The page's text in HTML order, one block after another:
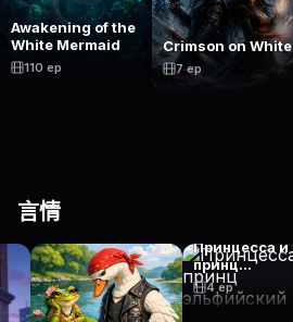
Awakening of the
White Mermaid
110 ep
Crimson on White
7 ep
言情
Принцесса и
принц
эльфийский
4 ep